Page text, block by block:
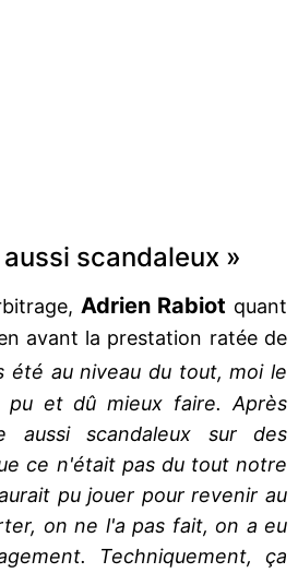
scandaleux »
Adrien Rabiot quant
avant la prestation ratée de
été au niveau du tout, moi le
pu et dû mieux faire. Après
aussi scandaleux sur des
ce n'était pas du tout notre
pu jouer pour revenir au
on ne l'a pas fait, on a eu
Techniquement, ça